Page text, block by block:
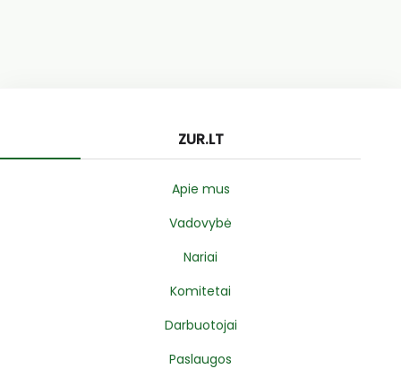
ZUR.LT
Apie mus
Vadovybė
Nariai
Komitetai
Darbuotojai
Paslaugos